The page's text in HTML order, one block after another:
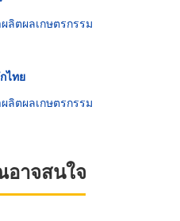
ลิตผลเกษตรกรรม
ไทย
ลิตผลเกษตรกรรม
าจสนใจ